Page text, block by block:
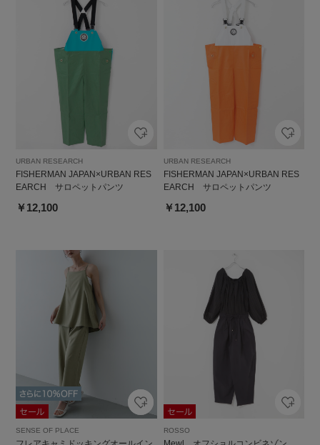
URBAN RESEARCH
FISHERMAN JAPAN×URBAN RES
EARCH サロペットパンツ
￥12,100
URBAN RESEARCH
FISHERMAN JAPAN×URBAN RES
EARCH サロペットパンツ
￥12,100
SENSE OF PLACE ROSSO